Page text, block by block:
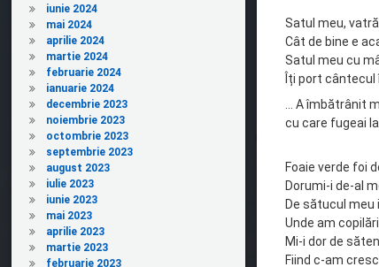
Satul meu,
Cât de bine e
Satul meu cu
Îți port cântecul
… A îmbătrânit
cu care fugeai
Foaie verde foi
Dorumi-i de-al
De sătucul meu
Unde am
Mi-i dor de
Fiind c-am
iunie 2024
mai 2024
aprilie 2024
martie 2024
februarie 2024
ianuarie 2024
decembrie 2023
noiembrie 2023
octombrie 2023
septembrie 2023
august 2023
iulie 2023
iunie 2023
mai 2023
aprilie 2023
martie 2023
februarie 2023